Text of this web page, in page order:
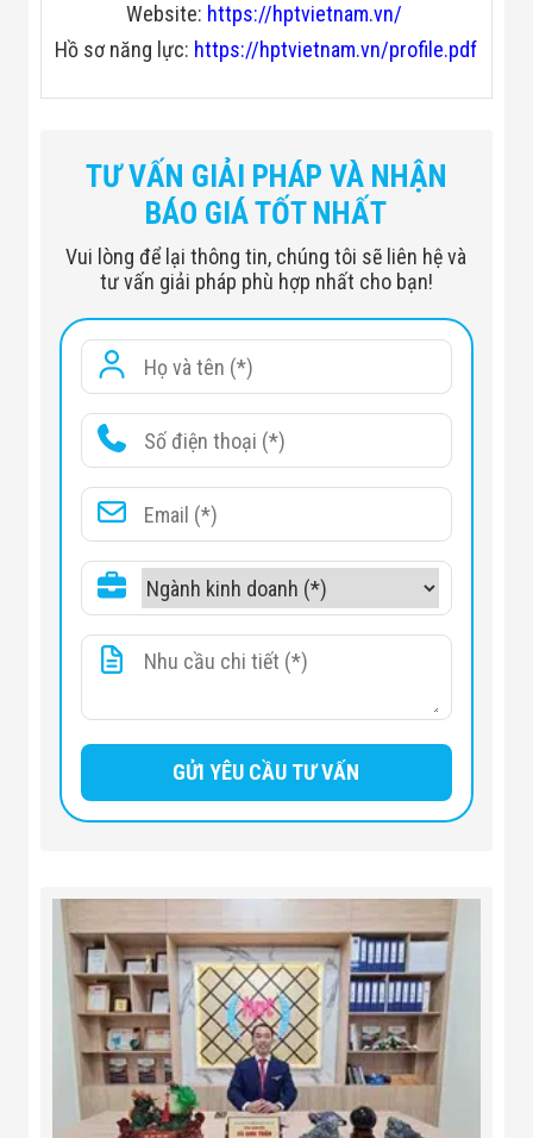
Website: https://hptvietnam.vn/
Hồ sơ năng lực: https://hptvietnam.vn/profile.pdf
Đơn vị trọng 250kg
Kích thước
2178 (L) * 746 (W) * 1165 (H) mm
Thâm nhập
Thép 6 mm điển hình, đảm bảo thép
4mm
Độ phân giải
AWG38 điển hình, đảm bảo AWG36
Máy phát
điện X-Ray
80KV, làm mát dầu, từ dưới lên trên
Tốc độ băng
tải (m / s)
0,2
60
Cac chưc
năng khác
Chẩn đoán lỗi, cài đặt thời gian hệ
đăng ký phần mềm, quản lý người dùng,
báo cáo TIP cài đặt dữ liệu (thời gian
làm việc của máy, làm việc với nguồn tia
X thời gian, quầy hành lý,...)
TƯ VẤN GIẢI PHÁP VÀ NHẬN
BÁO GIÁ TỐT NHẤT
Vui lòng để lại thông tin, chúng tôi sẽ liên hệ và
tư vấn giải pháp phù hợp nhất cho bạn!